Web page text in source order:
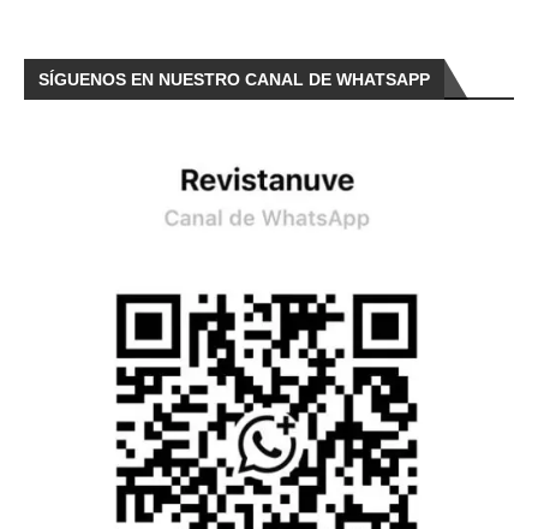
SÍGUENOS EN NUESTRO CANAL DE WHATSAPP